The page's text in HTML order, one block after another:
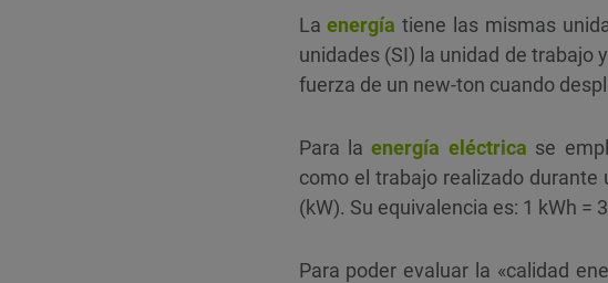
Laenergía tiene las mismas
unidades (SI) la unidad de trabajo
fuerza de un new-ton cuando
Para laenergía eléctrica se
como el trabajo realizado
(kW). Su equivalencia es: 1 kWh =
Para poder evaluar la «calidad